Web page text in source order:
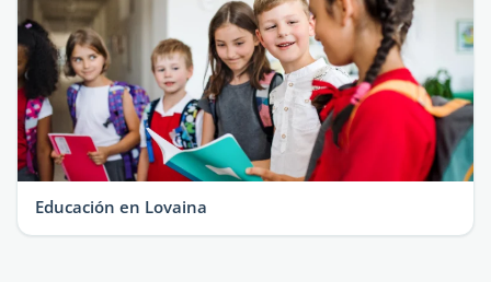
Educación en Lovaina